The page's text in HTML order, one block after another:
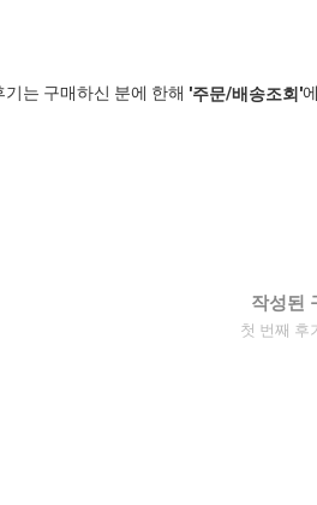
는 구매하신 분에 한해 '주문/배송조회'
작성된
첫 번째 후